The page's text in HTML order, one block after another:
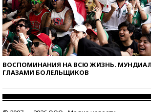
ВОСПОМИНАНИЯ НА ВСЮ ЖИЗНЬ.
ГЛАЗАМИ БОЛЕЛЬЩИКОВ